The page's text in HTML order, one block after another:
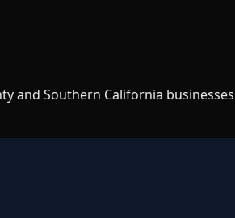
and Southern California